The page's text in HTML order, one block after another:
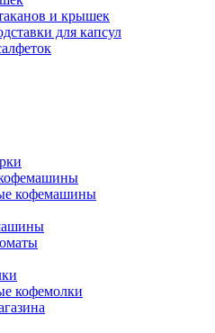
и крышек
для капсул
кофемашины
кофемолки